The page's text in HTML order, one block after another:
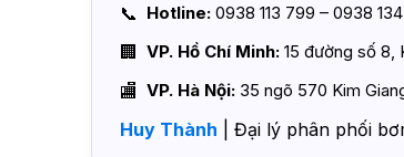
Hotline: 0938 113 799 – 0938
VP. Hồ Chí Minh: 15 đường số 8,
VP. Hà Nội: 35 ngõ 570 Kim
Huy Thành | Đại lý phân phối